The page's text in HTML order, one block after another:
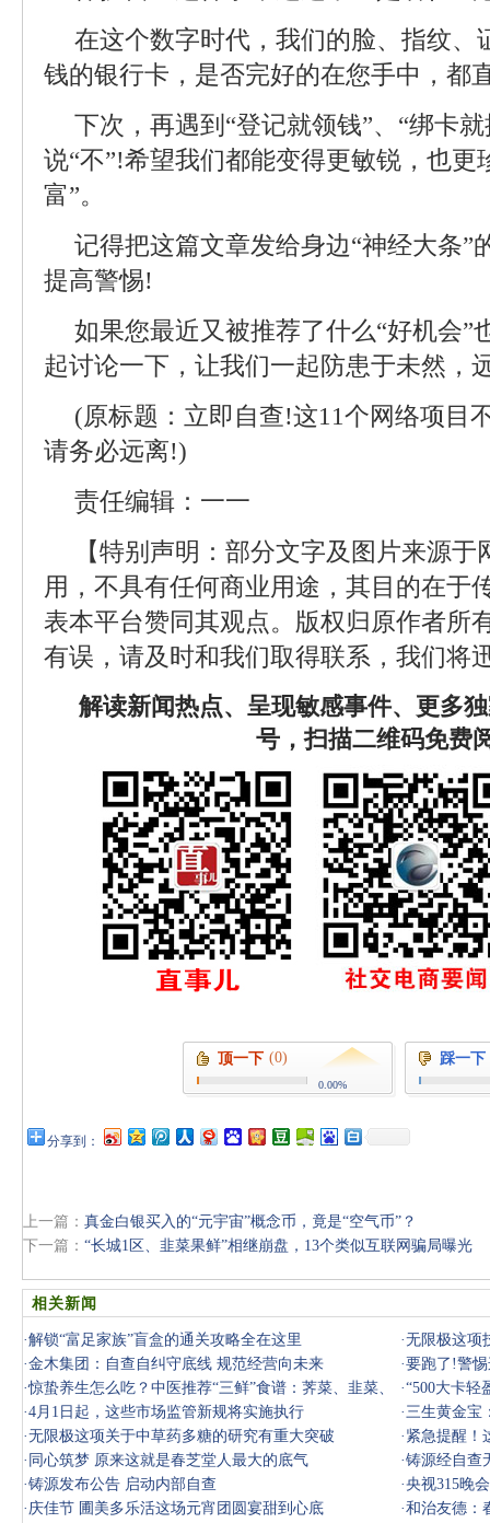
在这个数字时代，我们的脸、指纹、
钱的银行卡，是否完好的在您手中，都
下次，再遇到“登记就领钱”、“绑卡
说“不”!希望我们都能变得更敏锐，也更
富”。
记得把这篇文章发给身边“神经大条”
提高警惕!
如果您最近又被推荐了什么“好机会”
起讨论一下，让我们一起防患于未然，
(原标题：立即自查!这11个网络项目
请务必远离!)
责任编辑：一一
【特别声明：部分文字及图片来源
用，不具有任何商业用途，其目的在于
表本平台赞同其观点。版权归原作者所
有误，请及时和我们取得联系，我们将
解读新闻热点、呈现敏感事件、更多
号，扫描二维码免费
顶一下 (0)
0.00%
踩一下
分享到：
上一篇： 真金白银买入的“元宇宙”概念币，竟是“空气币”？
下一篇： “长城1区、韭菜果鲜”相继崩盘，13个类似互联网骗局曝光
相关新闻
·解锁“富足家族”盲盒的通关攻略全在这里 ·无限极这项
·金木集团：自查自纠守底线 规范经营向未来 ·要跑了!警
悠，千万别
·惊蛰养生怎么吃？中医推荐“三鲜”食谱：荠菜、韭菜、
春笋，
·“500大卡轻
·4月1日起，这些市场监管新规将实施执行 ·三生黄金宝
·无限极这项关于中草药多糖的研究有重大突破 · 紧急提醒！
阱，千万
· 同心筑梦 原来这就是春芝堂人最大的底气 ·铸源经自查
·铸源发布公告 启动内部自查 ·央视315晚
关问题和企
· 庆佳节 圃美多乐活这场元宵团圆宴甜到心底 ·和治友德：